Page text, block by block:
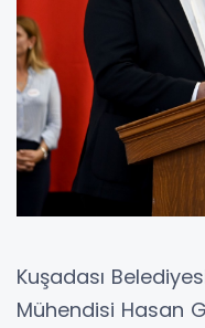
Kuşadası
Mühendisi Hasan